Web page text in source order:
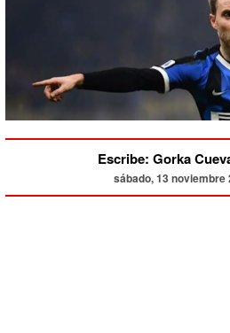
Escribe: Gorka
sábado, 13 noviembre